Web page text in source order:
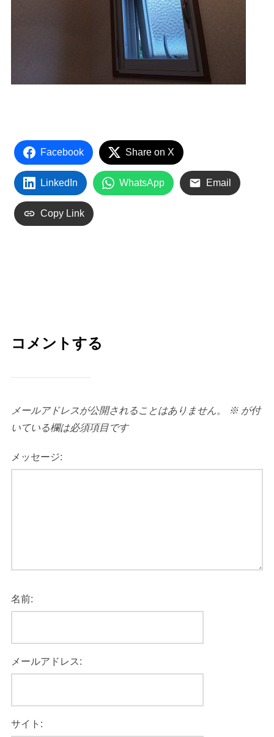
Facebook Share on X
LinkedIn WhatsApp Email
Copy Link
コメントする
メールアドレスが公開されることはありません。 ※が付
いている欄は必須項目です
メッセージ:
名前:
メールアドレス:
サイト: